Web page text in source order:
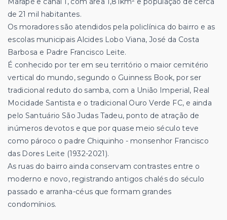
de 21 mil habitantes.
Os moradores são atendidos pela policlínica do bairro e as
escolas municipais Alcides Lobo Viana, José da Costa
Barbosa e Padre Francisco Leite.
É conhecido por ter em seu território o maior cemitério
vertical do mundo, segundo o Guinness Book, por ser
tradicional reduto do samba, com a União Imperial, Real
Mocidade Santista e o tradicional Ouro Verde FC, e ainda
pelo Santuário São Judas Tadeu, ponto de atração de
inúmeros devotos e que por quase meio século teve
como pároco o padre Chiquinho - monsenhor Francisco
das Dores Leite (1932-2021).
As ruas do bairro ainda conservam contrastes entre o
moderno e novo, registrando antigos chalés do século
passado e arranha-céus que formam grandes
condomínios.